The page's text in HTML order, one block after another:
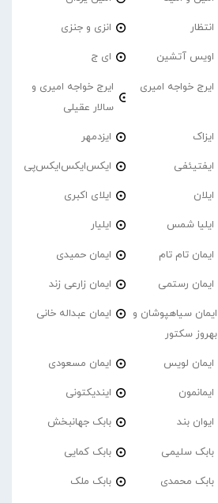
انتظار انزی و جنزی
اویس آتشین ای ج
ایرج خواجه امیری
ایرج خواجه امیری و
سالار عقیلی
ایزاک ایزدمهر
ایفتیئفی ایکس‌ایکس‌ایکس‌پی
ایلان ایلای اکبری
ایلیا شمس ایلیار
ایمان تام تام ایمان حمیدی
ایمان رستمی ایمان زارعی زند
ایمان سیاهپوشان و
بهروز سکتور
ایمان عبداله خانی
ایمان لویس ایمان مسعودی
ایمانمون ایندیکتونی
ایوان بند بابک جهانبخش
بابک سلیمی بابک کمایی
بابک محمدی بابک ملک